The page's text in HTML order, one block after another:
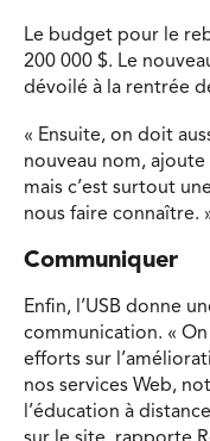
Le budget pour le
200 000 $. Le
dévoilé à la rentrée
« Ensuite, on doit
nouveau nom, ajoute
mais c’est surtout
nous faire connaître.
Communiquer
Enfin, l’USB donne
communication. «
efforts sur
nos services Web,
l’éducation à